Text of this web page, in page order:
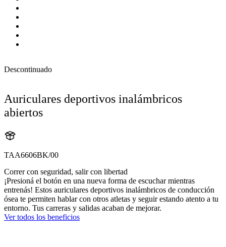
Descontinuado
Auriculares deportivos inalámbricos
abiertos
TAA6606BK/00
Correr con seguridad, salir con libertad
¡Presioná el botón en una nueva forma de escuchar mientras
entrenás! Estos auriculares deportivos inalámbricos de conducción
ósea te permiten hablar con otros atletas y seguir estando atento a tu
entorno. Tus carreras y salidas acaban de mejorar.
Ver todos los beneficios